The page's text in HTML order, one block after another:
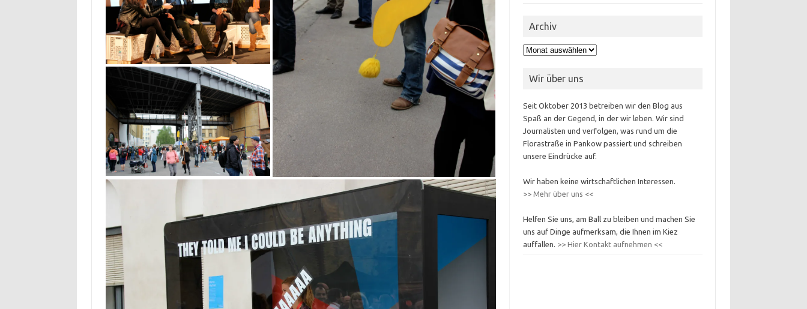
Archiv
Archiv
Wir über uns
Seit Oktober 2013 betreiben wir den Blog aus
Spaß an der Gegend, in der wir leben. Wir sind
Journalisten und verfolgen, was rund um die
Florastraße in Pankow passiert und schreiben
unsere Eindrücke auf.
Wir haben keine wirtschaftlichen Interessen.
>> Mehr über uns <<
Helfen Sie uns, am Ball zu bleiben und machen Sie
uns auf Dinge aufmerksam, die Ihnen im Kiez
auffallen. >> Hier Kontakt aufnehmen <<